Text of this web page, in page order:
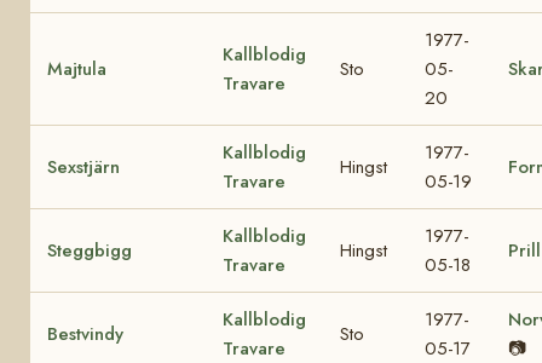
Majtula
Kallblodig
Travare
Sto
1977-
05-
20
Sexstjärn
Kallblodig
Travare
Hingst
1977-
05-19
Steggbigg
Kallblodig
Travare
Hingst
1977-
05-18
Bestvindy
Kallblodig
Travare
Sto
1977-
05-17
📷